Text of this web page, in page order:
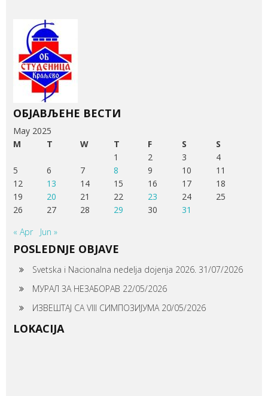
ОБЈАВЉЕНЕ ВЕСТИ
May 2025
M
T W T F S
S
1
2 3
4
5
6 7 8 9 10
11
12
13 14 15 16 17
18
19
20 21 22 23 24
25
26
27 28 29 30
31
« Apr
Jun »
POSLEDNJE OBJAVE
Svetska i Nacionalna nedelja dojenja 2026. 31/07/2026
МУРАЛ ЗА НЕЗАБОРАВ 22/05/2026
ИЗВЕШТАЈ СА VIII СИМПОЗИЈУМА 20/05/2026
LOKACIJA